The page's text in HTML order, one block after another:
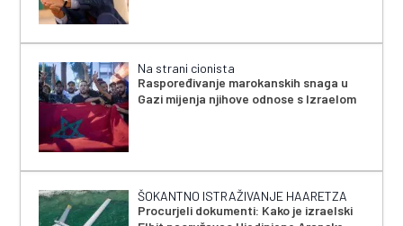
Na strani cionista
Raspoređivanje marokanskih snaga u
Gazi mijenja njihove odnose s Izraelom
ŠOKANTNO ISTRAŽIVANJE HAARETZA
Procurjeli dokumenti: Kako je izraelski